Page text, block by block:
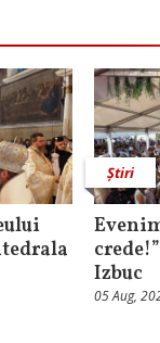
Știri
Izbuc
05 Aug,